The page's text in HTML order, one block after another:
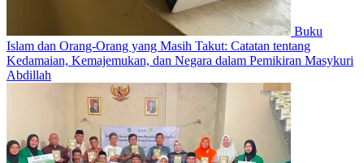
Buku
Islam dan Orang-Orang yang Masih Takut: Catatan tentang
Kedamaian, Kemajemukan, dan Negara dalam Pemikiran Masykuri
Abdillah